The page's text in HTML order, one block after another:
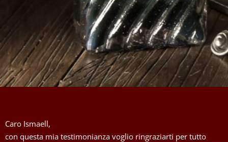
Caro Ismaell,
con questa mia testimonianza voglio ringraziarti per tutto